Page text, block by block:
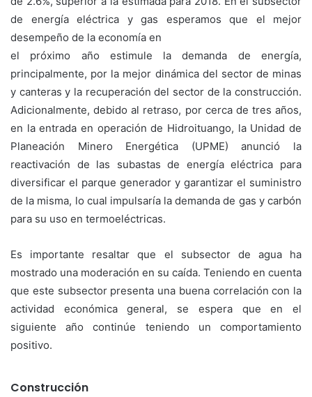
de energía eléctrica y gas esperamos que el mejor
desempeño de la economía en
el próximo año estimule la demanda de energía,
principalmente, por la mejor dinámica del sector de minas
y canteras y la recuperación del sector de la construcción.
Adicionalmente, debido al retraso, por cerca de tres años,
en la entrada en operación de Hidroituango, la Unidad de
Planeación Minero Energética (UPME) anunció la
reactivación de las subastas de energía eléctrica para
diversificar el parque generador y garantizar el suministro
de la misma, lo cual impulsaría la demanda de gas y carbón
para su uso en termoeléctricas.
Es importante resaltar que el subsector de agua ha
mostrado una moderación en su caída. Teniendo en cuenta
que este subsector presenta una buena correlación con la
actividad económica general, se espera que en el
siguiente año continúe teniendo un comportamiento
positivo.
Construcción